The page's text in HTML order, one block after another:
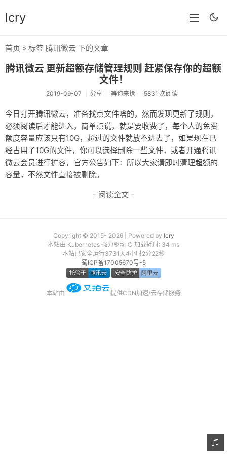
lcry
分类
分享
技术
教程
生活
归档
友链
关于
首页 » 标签 腾讯微云 下的文章
腾讯微云 更新超额存储管理规则 赶紧保存你的超额
文件！
2019-09-07 分享 等你来撩 5831 次阅读
今日打开腾讯微云，准备找点文件啥的，然而发现更新了规则，
必须阅读后才能进入，简单点说，就是要收费了，每个人的免费
额度容量应该只有10G，超过的文件就放不进去了，如果现在已
经占用了10G的文件，你可以选择删除一些文件，或者开通腾讯
微云会员进行扩容，官方公告如下：所以大家请即时清理超额的
容量，不然文件直接被删除。
- 阅读全文 -
Copyright © 2015- 2026 | Powered by lcry
本站由 Kubernetes 强力驱动 ↻ 加载耗时: 34 ms
本站已安全运行3731天4小时2分22秒
蜀ICP备17005670号-5
本站由 提供CDN加速/云存储服务